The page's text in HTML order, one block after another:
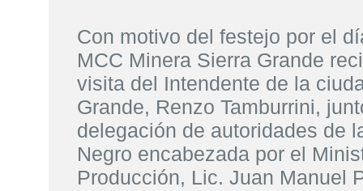
Con motivo del festejo por el
MCC Minera Sierra Grande
visita del Intendente de la
Grande, Renzo Tamburrini,
delegación de autoridades de
Negro encabezada por el
Producción, Lic. Juan Manuel